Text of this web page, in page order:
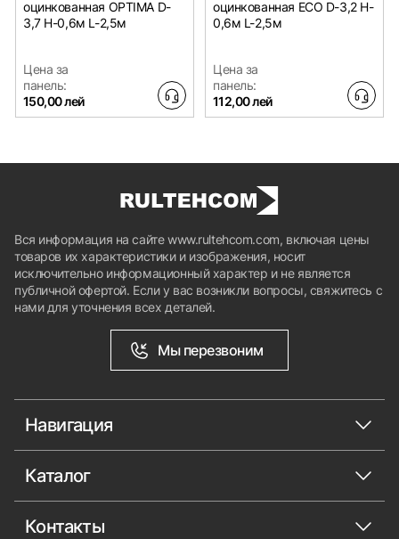
оцинкованная OPTIMA D-
3,7 H-0,6м L-2,5м
Цена за
панель:
150,00 лей
оцинкованная ECO D-3,2 H-
0,6м L-2,5м
Цена за
панель:
112,00 лей
Вся информация на сайте www.rultehcom.com, включая цены
товаров их характеристики и изображения, носит
исключительно информационный характер и не является
публичной офертой. Если у вас возникли вопросы, свяжитесь с
нами для уточнения всех деталей.
Мы перезвоним
Навигация
Каталог
Контакты